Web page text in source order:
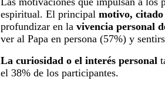
espiritual. El principal motivo, citado
profundizar en la vivencia personal
ver al Papa en persona (57%) y
La curiosidad o el interés personal
el 38% de los participantes.